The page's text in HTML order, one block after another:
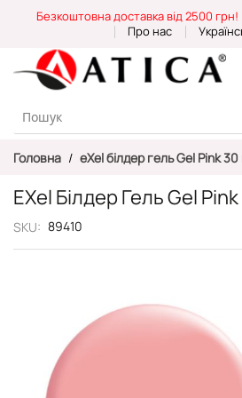
Content
Безкоштовна доставка від 2500 грн!
Про нас
Головна eXel білдер гель Gel Pink 30
EXel Білдер Гель Gel
SKU 89410
зображень